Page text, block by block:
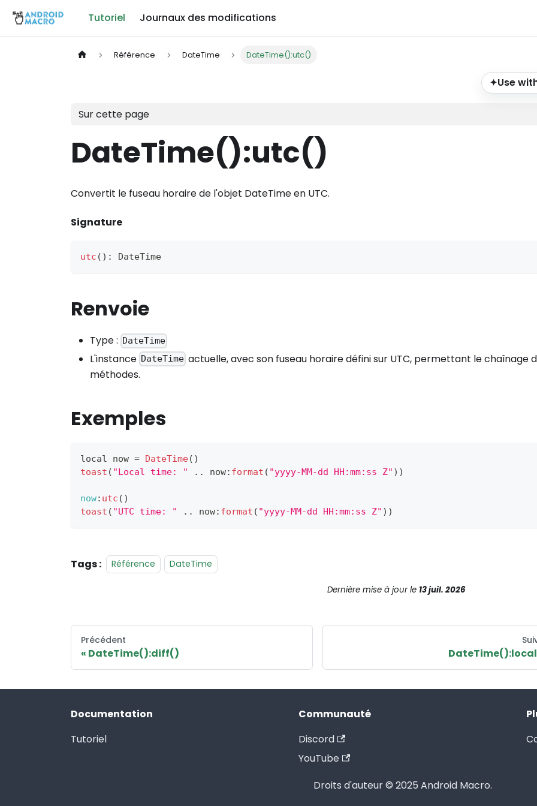
Tutoriel Journaux des modifications
Référence DateTime DateTime():utc()
✦Use
Sur cette page
DateTime():utc()
Convertit le fuseau horaire de l'objet DateTime en UTC.
Signature
utc ( ) : DateTime
Renvoie
Type : DateTime
L'instance DateTime actuelle, avec son fuseau horaire défini sur UTC, permettant le chaînage
méthodes.
Exemples
local now = DateTime( )
toast ( "Local time: " . . now: format ( "yyyy-MM-dd HH:mm:ss Z" ) )
now: utc ( )
toast ( "UTC time: " . . now: format ( "yyyy-MM-dd HH:mm:ss Z" ) )
Tags : Référence DateTime
Dernière mise à jourle 13 juil. 2026
Précédent
DateTime():diff()
Documentation
Tutoriel
Communauté
Discord
YouTube
Droits d'auteur © 2025 Android Macro.